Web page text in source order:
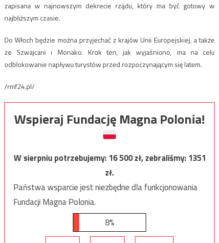
zapisana w najnowszym dekrecie rządu, który ma być gotowy w
najbliższym czasie.
Do Włoch będzie można przyjechać z krajów Unii Europejskiej, a także
ze Szwajcarii i Monako. Krok ten, jak wyjaśniono, ma na celu
odblokowanie napływu turystów przed rozpoczynającym się latem.
/rmf24.pl/
Wspieraj Fundację Magna Polonia!
W sierpniu potrzebujemy:16 500zł, zebraliśmy:1351
zł.
Państwa wsparcie jest niezbędne dla funkcjonowania
Fundacji Magna Polonia.
8%